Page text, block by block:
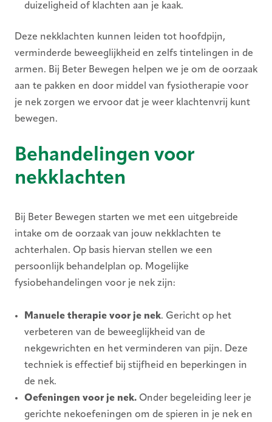
duizeligheid of klachten aan je kaak.
Deze nekklachten kunnen leiden tot hoofdpijn,
verminderde beweeglijkheid en zelfs tintelingen in de
armen. Bij Beter Bewegen helpen we je om de oorzaak
aan te pakken en door middel van fysiotherapie voor
je nek zorgen we ervoor dat je weer klachtenvrij kunt
bewegen.
Behandelingen voor
nekklachten
Bij Beter Bewegen starten we met een uitgebreide
intake om de oorzaak van jouw nekklachten te
achterhalen. Op basis hiervan stellen we een
persoonlijk behandelplan op. Mogelijke
fysiobehandelingen voor je nek zijn:
Manuele therapie voor je nek. Gericht op het
verbeteren van de beweeglijkheid van de
nekgewrichten en het verminderen van pijn. Deze
techniek is effectief bij stijfheid en beperkingen in
de nek.
Oefeningen voor je nek. Onder begeleiding leer je
gerichte nekoefeningen om de spieren in je nek en